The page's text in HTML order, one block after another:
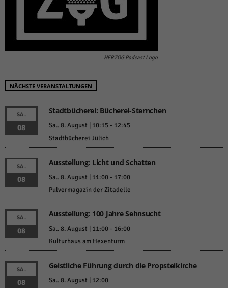
HERZOG Podcast Logo
NÄCHSTE VERANSTALTUNGEN
SA.
08
Stadtbücherei: Bücherei-Sternchen
Sa.. 8. August | 10:15 - 12:45
Stadtbücherei Jülich
SA.
08
Ausstellung: Licht und Schatten
Sa.. 8. August | 11:00- 17:00
Pulvermagazin der Zitadelle
SA.
08
Ausstellung: 100 Jahre Sehnsucht
Sa.. 8. August | 11:00- 16:00
Kulturhaus am Hexenturm
SA.
08
Geistliche Führung durch die Propsteikirche
Sa.. 8. August | 12:00